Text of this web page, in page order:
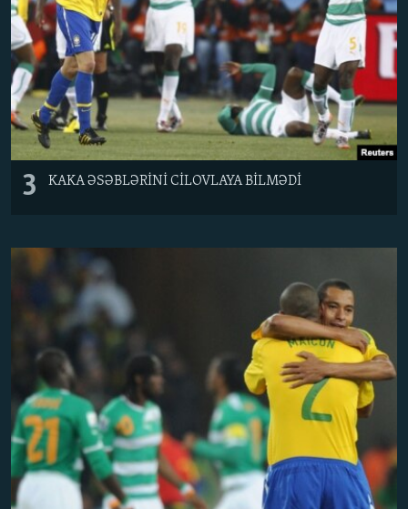
3 KAKA ƏSƏBLƏRİNİ CİLOVLAYA BİLMƏDİ